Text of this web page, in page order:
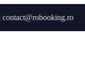
contact@robooking.ro